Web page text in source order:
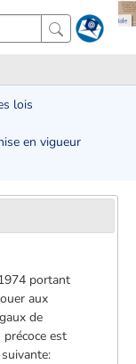
lois
en vigueur
portant
aux
de
est